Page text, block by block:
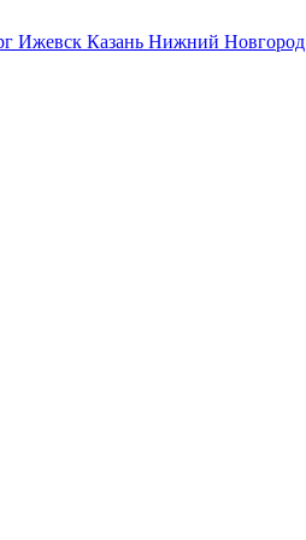
Ижевск Казань Нижний Новгород